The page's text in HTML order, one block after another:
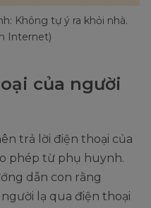
Không tự ý ra khỏi nhà.
Internet)
của người
trả lời điện thoại của
phép từ phụ huynh.
dẫn con rằng
lạ qua điện thoại